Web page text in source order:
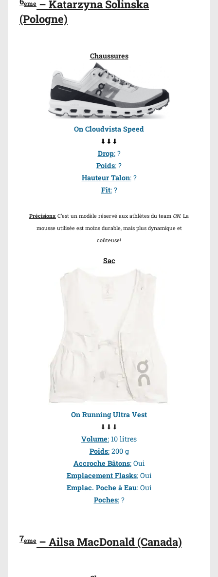
eme – Katarzyna Solinska
(Pologne)
Chaussures
On Cloudvista Speed
⬇⬇⬇
Drop:?
Poids: ?
Hauteur Talon:?
Fit:?
Précisions: C’est un modèle réservé aux athlètes du team ON. La
mousse utilisée est moins durable, mais plus dynamique et
coûteuse!
Sac
On Running Ultra Vest
⬇⬇⬇
Volume: 10 litres
Poids:200 g
Accroche Bâtons:Oui
Emplacement Flasks:Oui
Emplac. Poche à Eau:Oui
Poches:?
7eme – Ailsa MacDonald (Canada)